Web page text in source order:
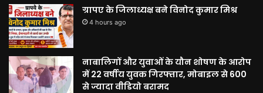
ग्रापए के जिलाध्यक्ष बने विनोद कुमार मिश्र
4 hours ago
नाबालिगों और युवाओं के यौन शोषण के आरोप
में 22 वर्षीय युवक गिरफ्तार, मोबाइल से 600
से ज्यादा वीडियो बरामद